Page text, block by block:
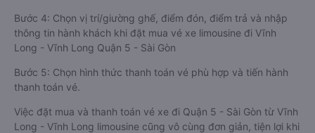
Bước 4: Chọn vị trí/giường ghế, điểm đón, điểm trả và nhập
thông tin hành khách khi đặt mua vé xe limousine đi Vĩnh
Long - Vĩnh Long Quận 5 - Sài Gòn
Bước 5: Chọn hình thức thanh toán vé phù hợp và tiến hành
thanh toán vé.
Việc đặt mua và thanh toán vé xe đi Quận 5 - Sài Gòn từ Vĩnh
Long - Vĩnh Long limousine cũng vô cùng đơn giản, tiện lợi khi